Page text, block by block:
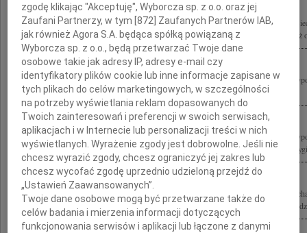
Zarząd Towarzystwa Przyjaciół Dzieci Ulicy "Przywrócić Dzieciństwo? im. K.
wychowankowie Kazimierza Lisieckiego w kraju i za granicą oraz dzieci i
Z wielkim żalem żegnamy Pana Profesora Lecha Kaczyńskiego Prezydenta
jednocześnie wybitnego specjalistę prawa pracy, który wniósł istotny, twórczy...
Z wielkim żalem żegnamy Pana Profesora Lecha Kaczyńskiego Prezydenta
jednocześnie wybitnego specjalistę prawa pracy, który wniósł istotny, twórczy i
Z ogromnym żalem i smutkiem żegnamy Prezydenta Rzeczypospolitej Polskiej
Marię Kaczyńską oraz Wszystkie Ofiary katastrofy lotniczej pod Smoleńskiem
zgodę klikając "Akceptuję", Wyborcza sp. z o.o. oraz jej
Zaufani Partnerzy, w tym [872 ] Zaufanych Partnerów IAB,
jak również Agora S.A. będąca spółką powiązaną z
Wyborcza sp. z o.o., będą przetwarzać Twoje dane
osobowe takie jak adresy IP, adresy e-mail czy
identyfikatory plików cookie lub inne informacje zapisane w
tych plikach do celów marketingowych, w szczególności
na potrzeby wyświetlania reklam dopasowanych do
Twoich zainteresowań i preferencji w swoich serwisach,
aplikacjach i w Internecie lub personalizacji treści w nich
wyświetlanych. Wyrażenie zgody jest dobrowolne. Jeśli nie
chcesz wyrazić zgody, chcesz ograniczyć jej zakres lub
chcesz wycofać zgodę uprzednio udzieloną przejdź do
„Ustawień Zaawansowanych”.
Twoje dane osobowe mogą być przetwarzane także do
celów badania i mierzenia informacji dotyczących
funkcjonowania serwisów i aplikacji lub łączone z danymi